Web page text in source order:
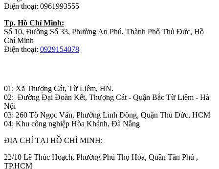
Điện thoại: 0961993555
Tp. Hồ Chí Minh:
Số 10, Đường Số 33, Phường An Phú, Thành Phố Thủ Đức, Hồ
Chí Minh
Điện thoại: 0929154078
01: Xã Thượng Cát, Từ Liêm, HN.
02: Đường Đại Đoàn Kết, Thượng Cát - Quận Bắc Từ Liêm - Hà
Nội
03: 260 Tô Ngọc Vân, Phường Linh Đông, Quận Thủ Đức, HCM
04: Khu công nghiệp Hòa Khánh, Đà Nẵng
ĐỊA CHỈ TẠI HỒ CHÍ MINH:
22/10 Lê Thúc Hoạch, Phường Phú Thọ Hòa, Quận Tân Phú ,
TP.HCM